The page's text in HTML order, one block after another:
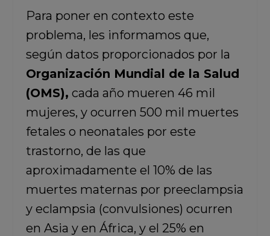
Para poner en contexto este
problema, les informamos que,
según datos proporcionados por la
Organización Mundial de la Salud
(OMS), cada año mueren 46 mil
mujeres, y ocurren 500 mil muertes
fetales o neonatales por este
trastorno, de las que
aproximadamente el 10% de las
muertes maternas por preeclampsia
y eclampsia (convulsiones) ocurren
en Asia y en África, y el 25% en